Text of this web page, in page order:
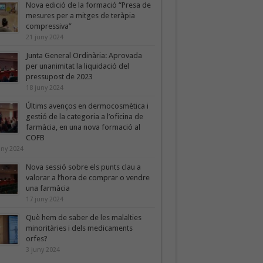
Nova edició de la formació “Presa de
mesures per a mitges de teràpia
compressiva”
21 juny 2024
Junta General Ordinària: Aprovada
per unanimitat la liquidació del
pressupost de 2023
18 juny 2024
Últims avenços en dermocosmètica i
gestió de la categoria a l’oficina de
farmàcia, en una nova formació al
COFB
2024
Nova sessió sobre els punts clau a
valorar a l’hora de comprar o vendre
una farmàcia
17 juny 2024
Què hem de saber de les malalties
minoritàries i dels medicaments
orfes?
3 juny 2024